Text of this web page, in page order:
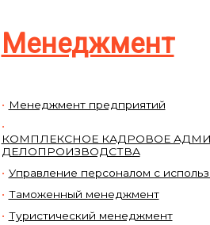
Менеджмент
Менеджмент предприятий
КОМПЛЕКСНОЕ КАДРОВОЕ
ДЕЛОПРОИЗВОДСТВА
Управление персоналом с
Таможенный менеджмент
Туристический менеджмент